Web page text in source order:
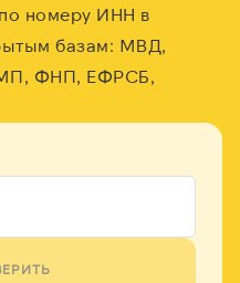
номеру ИНН в
базам: МВД,
ФНП, ЕФРСБ,